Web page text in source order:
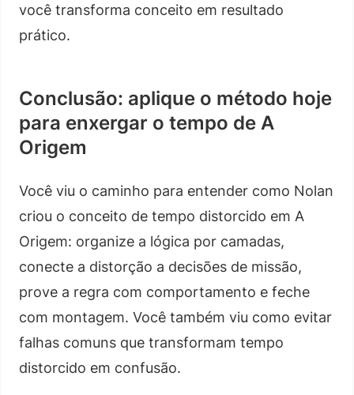
você transforma conceito em resultado
prático.
Conclusão: aplique o método hoje
para enxergar o tempo de A
Origem
Você viu o caminho para entender como Nolan
criou o conceito de tempo distorcido em A
Origem: organize a lógica por camadas,
conecte a distorção a decisões de missão,
prove a regra com comportamento e feche
com montagem. Você também viu como evitar
falhas comuns que transformam tempo
distorcido em confusão.